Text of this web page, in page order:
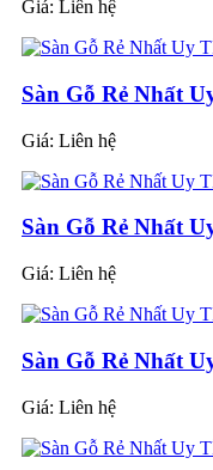
Giá: Liên hệ
Sàn Gỗ Rẻ Nhất
Giá: Liên hệ
Sàn Gỗ Rẻ Nhất
Giá: Liên hệ
Sàn Gỗ Rẻ Nhất
Giá: Liên hệ